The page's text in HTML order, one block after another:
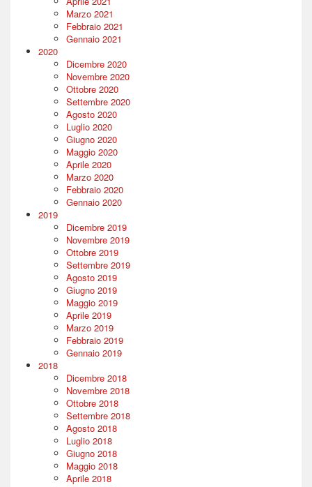
Marzo 2021
Febbraio 2021
Gennaio 2021
2020
Dicembre 2020
Novembre 2020
Ottobre 2020
Settembre 2020
Agosto 2020
Luglio 2020
Giugno 2020
Maggio 2020
Aprile 2020
Marzo 2020
Febbraio 2020
Gennaio 2020
2019
Dicembre 2019
Novembre 2019
Ottobre 2019
Settembre 2019
Agosto 2019
Giugno 2019
Maggio 2019
Aprile 2019
Marzo 2019
Febbraio 2019
Gennaio 2019
2018
Dicembre 2018
Novembre 2018
Ottobre 2018
Settembre 2018
Agosto 2018
Luglio 2018
Giugno 2018
Maggio 2018
Aprile 2018